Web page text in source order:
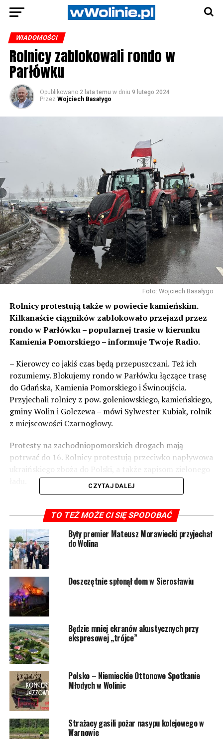
WIADOMOŚCI
Rolnicy zablokowali rondo w
Parłówku
Opublikowano 2 lata temu w dniu 9 lutego 2024
Przez Wojciech Basałygo
Foto: Wojciech Basałygo
Rolnicy protestują także w powiecie kamieńskim.
Kilkanaście ciągników zablokowało przejazd przez
rondo w Parłówku – popularnej trasie w kierunku
Kamienia Pomorskiego – informuje Twoje Radio.
– Kierowcy co jakiś czas będą przepuszczani. Też ich
rozumiemy. Blokujemy rondo w Parłówku łączące trasę
do Gdańska, Kamienia Pomorskiego i Świnoujścia.
Przyjechali rolnicy z pow. goleniowskiego, kamieńskiego,
gminy Wolin i Golczewa – mówi Sylwester Kubiak, rolnik
z miejscowości Czarnogłowy.
Protesty na zachodniopomorskich drogach mają
potrwać do 16. Rolnicy protestują przeciwko napływowa
1395 odsłon
POWIĄZANE TEMATY: WOLIN
NASTĘPNY
Trwa montaż przęsła nowego mostu w Wolinie
NIE PRZEGAP
Pijany kierowca dachował w Kołczewie. Trafił do
szpitala
CZYTAJ DALEJ
TO TEŻ MOŻE CI SIĘ SPODOBAĆ
Były premier Mateusz Morawiecki przyjechał
do Wolina
Doszczętnie spłonął dom w Sierosławiu
Będzie mniej ekranów akustycznych przy
ekspresowej „trójce”
Polsko – Niemieckie Ottonowe Spotkanie
Młodych w Wolinie
Strażacy gasili pożar nasypu kolejowego w
Warnowie